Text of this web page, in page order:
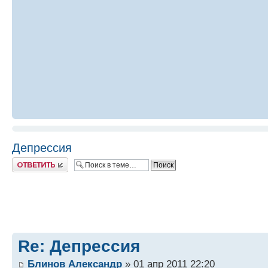
Депрессия
Ответить
Re: Депрессия
Блинов Александр » 01 апр 2011 22:20